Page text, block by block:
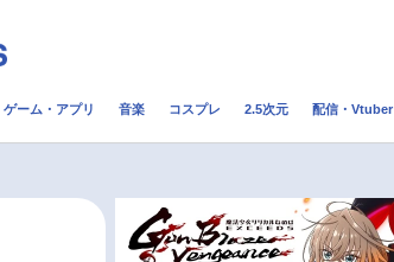
配信・Vtuber トレンド
ゲーム・アプリ 音楽 コスプレ 2.5次元 配信・Vtuber